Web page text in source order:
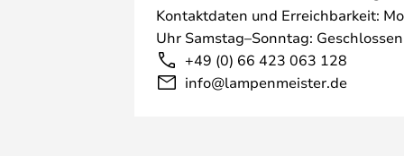
Kontaktdaten und Erreichbarkeit:
Uhr Samstag–Sonntag: Geschlossen
+49 (0) 66 423 063 128
info@lampenmeister.de